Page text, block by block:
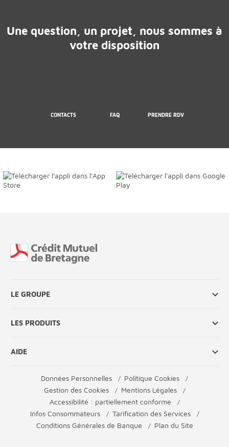
Une question, un projet, nous sommes à
votre disposition
CONTACTS FAQ PRENDRE RDV
LE GROUPE
LES PRODUITS
AIDE
Données Personnelles
Politique Cookies
Gestion des Cookies
Mentions Légales
Accessibilité : partiellement conforme
Infos Consommateurs
Tarification des Services
Conditions Générales de Banque
Plan du Site
Fin de page